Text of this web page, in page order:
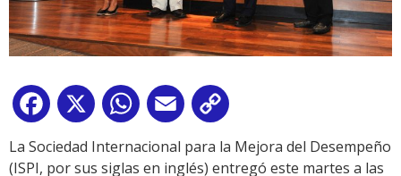
Facebook
X WhatsApp
Email
Link
La Sociedad Internacional para la Mejora del Desempeño
(ISPI, por sus siglas en inglés) entregó este martes a las